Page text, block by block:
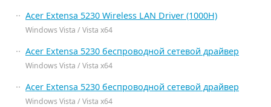
Acer Extensa 5230 Wireless LAN Driver (1000H)
Windows Vista / Vista x64
Acer Extensa 5230 беспроводной сетевой драйвер
Windows Vista / Vista x64
Acer Extensa 5230 беспроводной сетевой драйвер
Windows Vista / Vista x64